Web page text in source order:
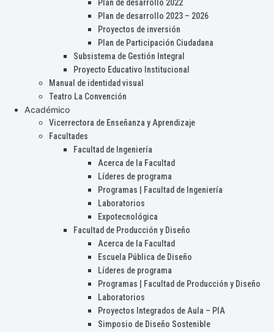
Plan de desarrollo 2022
Plan de desarrollo 2023 – 2026
Proyectos de inversión
Plan de Participación Ciudadana
Subsistema de Gestión Integral
Proyecto Educativo Institucional
Manual de identidad visual
Teatro La Convención
Académico
Vicerrectora de Enseñanza y Aprendizaje
Facultades
Facultad de Ingeniería
Acerca de la Facultad
Líderes de programa
Programas | Facultad de Ingeniería
Laboratorios
Expotecnológica
Facultad de Producción y Diseño
Acerca de la Facultad
Escuela Pública de Diseño
Líderes de programa
Programas | Facultad de Producción y Diseño
Laboratorios
Proyectos Integrados de Aula – PIA
Simposio de Diseño Sostenible